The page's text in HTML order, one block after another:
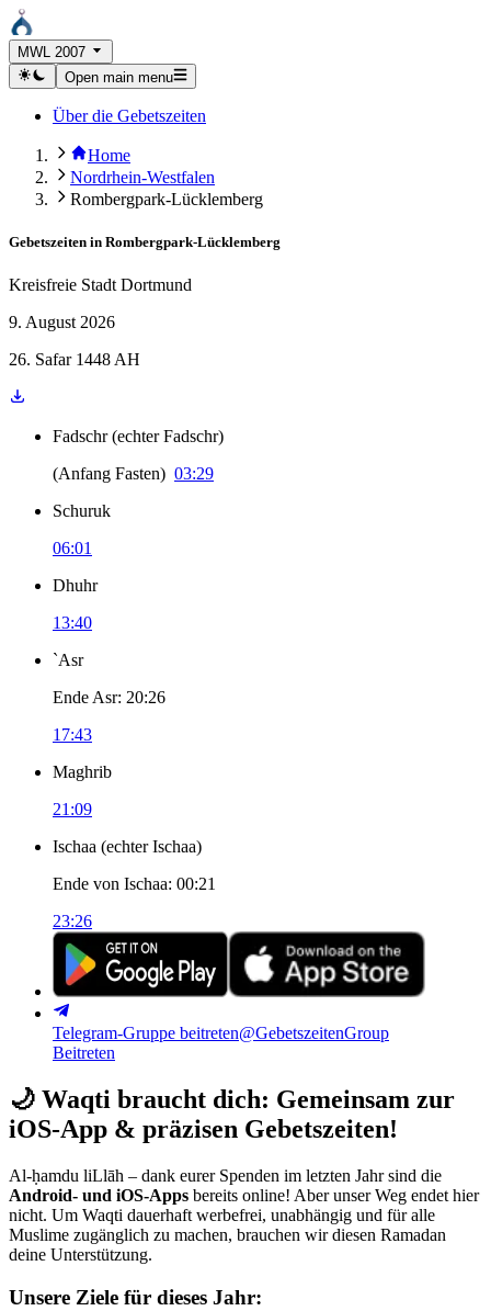
MWL 2007
Open main menu
Über die Gebetszeiten
Home
Nordrhein-Westfalen
Rombergpark-Lücklemberg
Gebetszeiten in Rombergpark-Lücklemberg
Kreisfreie Stadt Dortmund
9. August 2026
26. Safar 1448 AH
Fadschr (echter Fadschr)
(Anfang Fasten) 03:29
Schuruk
06:01
Dhuhr
13:40
`Asr
Ende Asr: 20:26
17:43
Maghrib
21:09
Ischaa (echter Ischaa)
Ende von Ischaa: 00:21
23:26
Telegram-Gruppe beitreten@GebetszeitenGroup
Beitreten
🌙 Waqti braucht dich: Gemeinsam zur
iOS-App & präzisen Gebetszeiten!
Al-ḥamdu liLlāh – dank eurer Spenden im letzten Jahr sind die
Android- und iOS-Apps bereits online! Aber unser Weg endet hier
nicht. Um Waqti dauerhaft werbefrei, unabhängig und für alle
Muslime zugänglich zu machen, brauchen wir diesen Ramadan
deine Unterstützung.
Unsere Ziele für dieses Jahr: